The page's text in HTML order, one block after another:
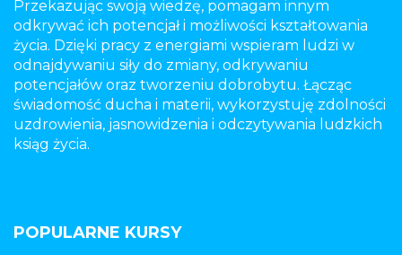
Przekazując swoją wiedzę, pomagam innym
odkrywać ich potencjał i możliwości kształtowania
życia. Dzięki pracy z energiami wspieram ludzi w
odnajdywaniu siły do zmiany, odkrywaniu
potencjałów oraz tworzeniu dobrobytu. Łącząc
świadomość ducha i materii, wykorzystuję zdolności
uzdrowienia, jasnowidzenia i odczytywania ludzkich
ksiąg życia.
POPULARNE KURSY